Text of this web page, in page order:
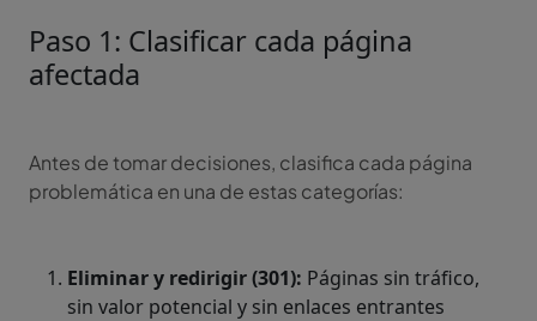
Paso 1: Clasificar cada página
afectada
Antes de tomar decisiones, clasifica cada página
problemática en una de estas categorías:
Eliminar y redirigir (301): Páginas sin tráfico,
sin valor potencial y sin enlaces entrantes